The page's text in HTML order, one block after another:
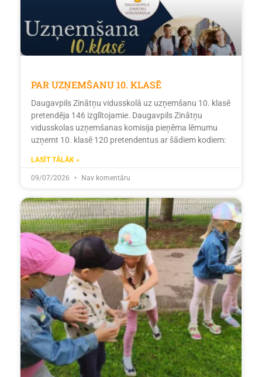
PAR UZŅEMŠANU 10. KLASĒ
Daugavpils Zinātņu vidusskolā uz uzņemšanu 10. klasē
pretendēja 146 izglītojamie. Daugavpils Zinātņu
vidusskolas uzņemšanas komisija pieņēma lēmumu
uzņemt 10. klasē 120 pretendentus ar šādiem kodiem:
LASĪT TĀLĀK »
09/07/2026 Nav komentāru